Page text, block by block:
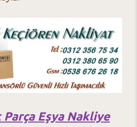
Eşya Nakliye